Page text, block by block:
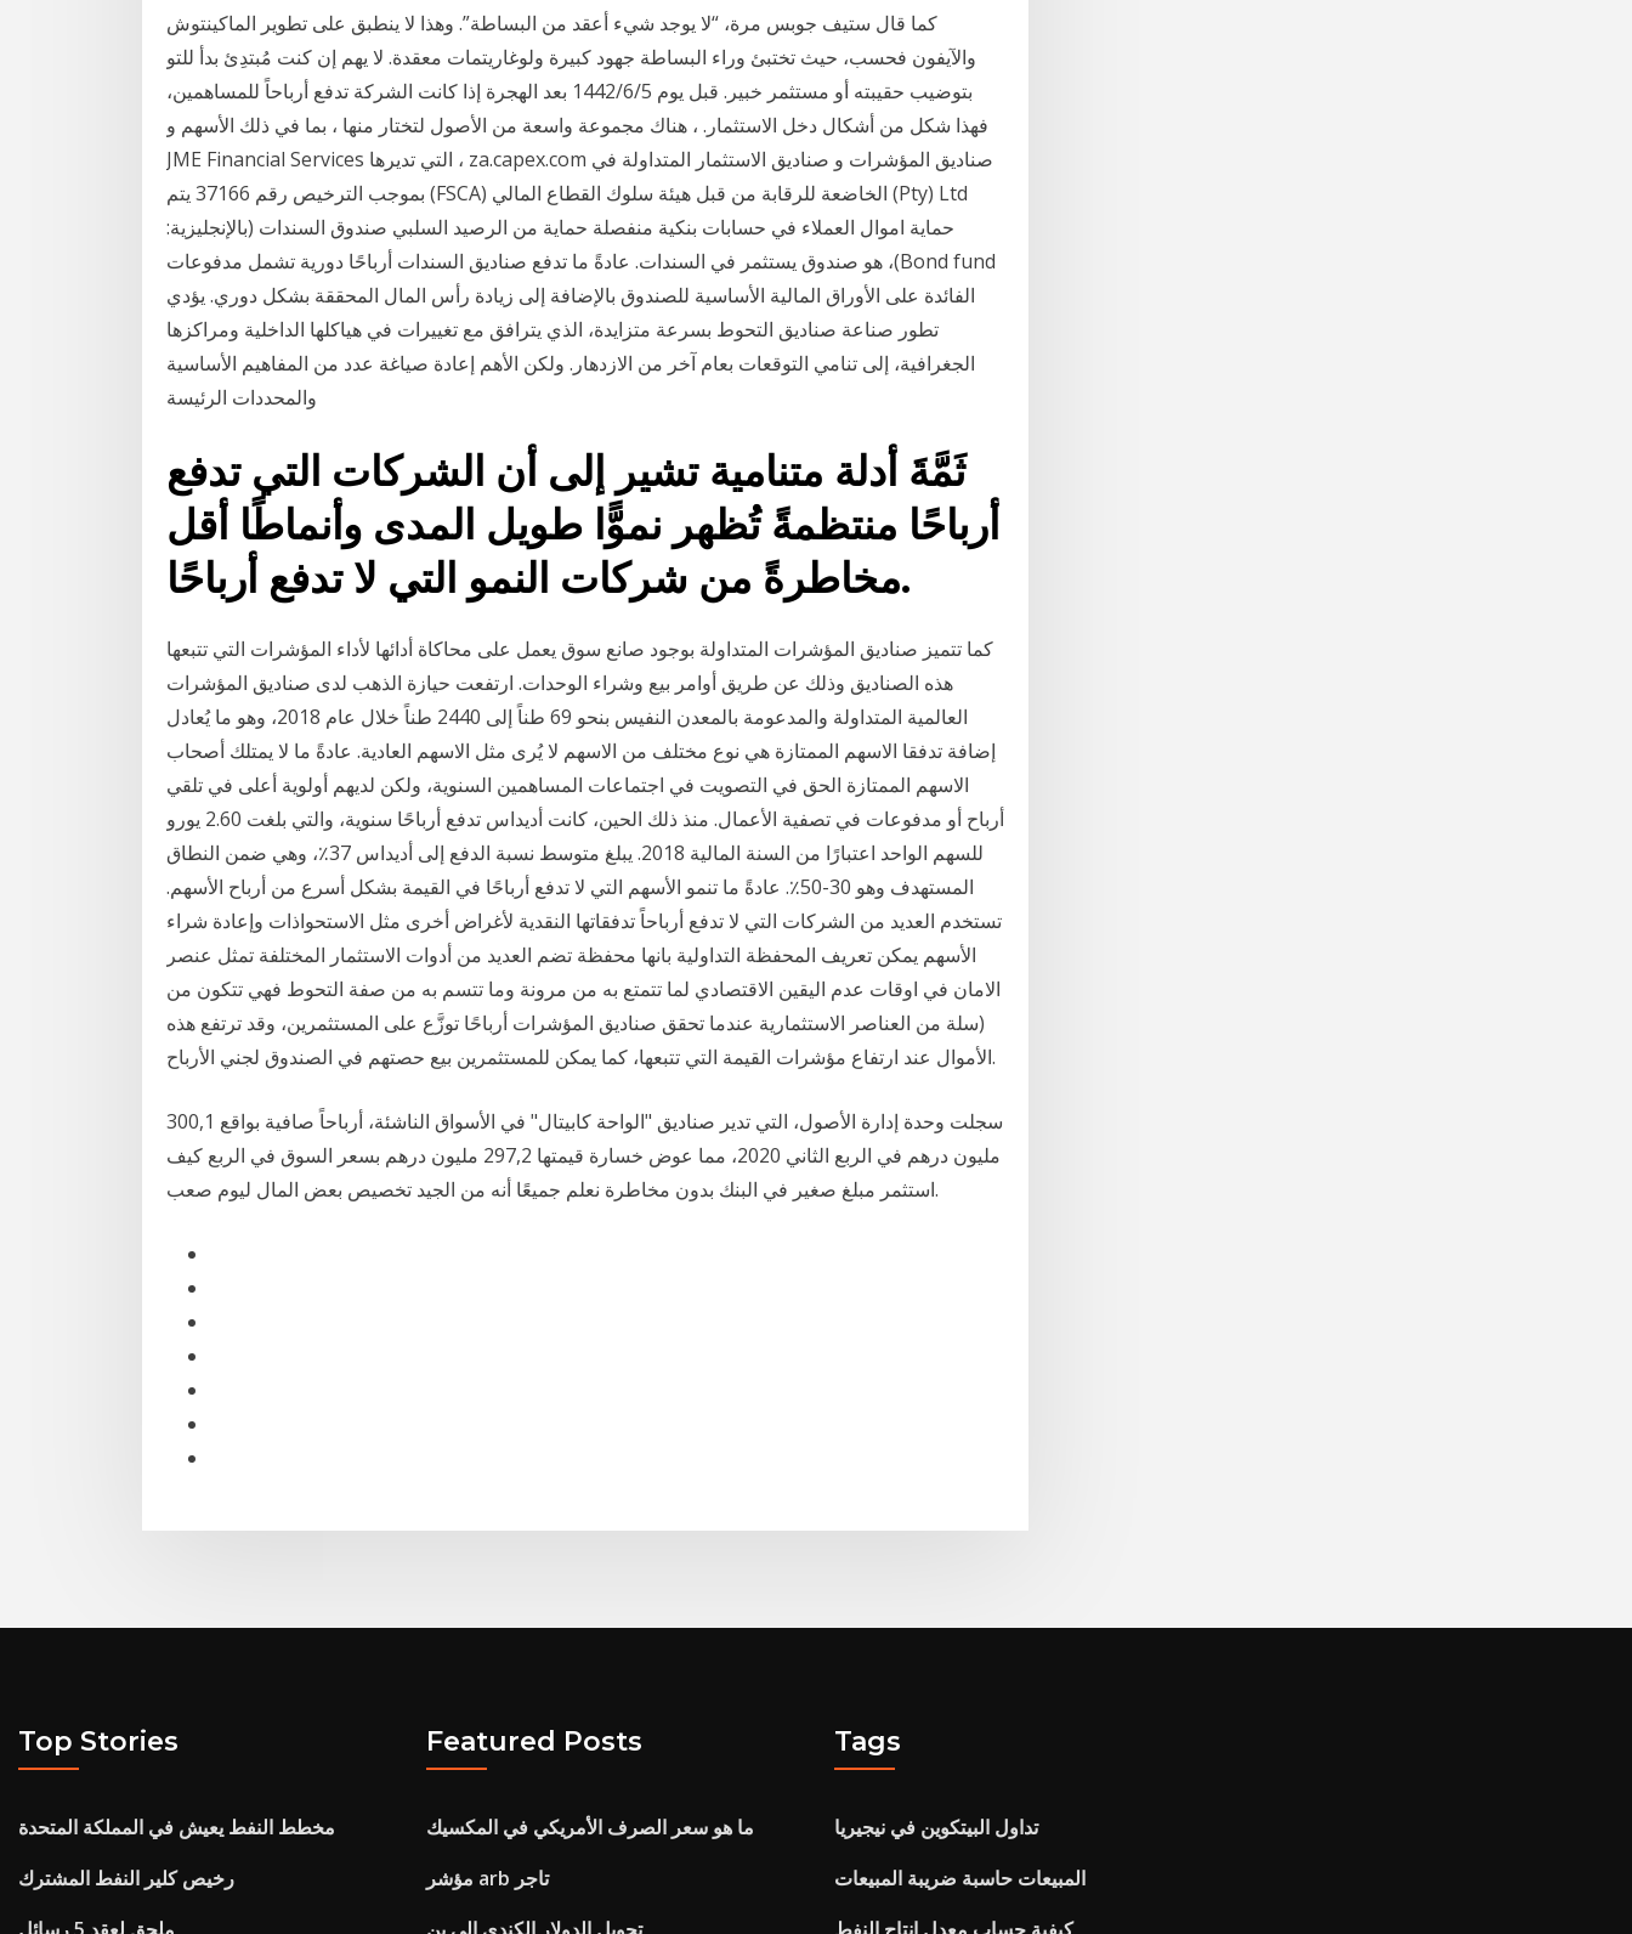
‫كما قال ستيف جوبس مرة، “لا يوجد شيء أعقد من البساطة”. وهذا لا ينطبق على تطوير الماكينتوش
والآيفون فحسب، حيث تختبئ وراء البساطة جهود كبيرة ولوغاريتمات معقدة. لا يهم إن كنت مُبتدِئ بدأ للتو
بتوضيب حقيبته أو مستثمر خبير. قبل يوم 5‏‏/6‏‏/1442 بعد الهجرة إذا كانت الشركة تدفع أرباحاً للمساهمين،
فهذا شكل من أشكال دخل الاستثمار. ، هناك مجموعة واسعة من الأصول لتختار منها ، بما في ذلك الأسهم و
صناديق المؤشرات و صناديق الاستثمار المتداولة في za.capex.com ، التي تديرها JME Financial Services
(Pty) Ltd الخاضعة للرقابة من قبل هيئة سلوك القطاع المالي (FSCA) بموجب الترخيص رقم 37166 يتم
حماية اموال العملاء في حسابات بنكية منفصلة حماية من الرصيد السلبي صندوق السندات (بالإنجليزية:
Bond fund)‏، هو صندوق يستثمر في السندات. عادةً ما تدفع صناديق السندات أرباحًا دورية تشمل مدفوعات
الفائدة على الأوراق المالية الأساسية للصندوق بالإضافة إلى زيادة رأس المال المحققة بشكل دوري. يؤدي
تطور صناعة صناديق التحوط بسرعة متزايدة، الذي يترافق مع تغييرات في هياكلها الداخلية ومراكزها
الجغرافية، إلى تنامي التوقعات بعام آخر من الازدهار. ولكن الأهم إعادة صياغة عدد من المفاهيم الأساسية
والمحددات الرئيسة
ثَمَّةَ أدلة متنامية تشير إلى أن الشركات التي تدفع
أرباحًا منتظمةً تُظهر نموًّا طويل المدى وأنماطًا أقل
مخاطرةً من شركات النمو التي لا تدفع أرباحًا.
كما تتميز صناديق المؤشرات المتداولة بوجود صانع سوق يعمل على محاكاة أدائها لأداء المؤشرات التي تتبعها
هذه الصناديق وذلك عن طريق أوامر بيع وشراء الوحدات. ارتفعت حيازة الذهب لدى صناديق المؤشرات
العالمية المتداولة والمدعومة بالمعدن النفيس بنحو 69 طناً إلى 2440 طناً خلال عام 2018، وهو ما يُعادل
إضافة تدفقا الاسهم الممتازة هي نوع مختلف من الاسهم لا يُرى مثل الاسهم العادية. عادةً ما لا يمتلك أصحاب
الاسهم الممتازة الحق في التصويت في اجتماعات المساهمين السنوية، ولكن لديهم أولوية أعلى في تلقي
أرباح أو مدفوعات في تصفية الأعمال. منذ ذلك الحين، كانت أديداس تدفع أرباحًا سنوية، والتي بلغت 2.60 يورو
للسهم الواحد اعتبارًا من السنة المالية 2018. يبلغ متوسط نسبة الدفع إلى أديداس 37٪، وهي ضمن النطاق
المستهدف وهو 30-50٪. عادةً ما تنمو الأسهم التي لا تدفع أرباحًا في القيمة بشكل أسرع من أرباح الأسهم.
تستخدم العديد من الشركات التي لا تدفع أرباحاً تدفقاتها النقدية لأغراض أخرى مثل الاستحواذات وإعادة شراء
الأسهم يمكن تعريف المحفظة التداولية بانها محفظة تضم العديد من أدوات الاستثمار المختلفة تمثل عنصر
الامان في اوقات عدم اليقين الاقتصادي لما تتمتع به من مرونة وما تتسم به من صفة التحوط فهي تتكون من
(سلة من العناصر الاستثمارية عندما تحقق صناديق المؤشرات أرباحًا توزَّع على المستثمرين، وقد ترتفع هذه
الأموال عند ارتفاع مؤشرات القيمة التي تتبعها، كما يمكن للمستثمرين بيع حصتهم في الصندوق لجني الأرباح.
سجلت وحدة إدارة الأصول، التي تدير صناديق "الواحة كابيتال" في الأسواق الناشئة، أرباحاً صافية بواقع 300,1
مليون درهم في الربع الثاني 2020، مما عوض خسارة قيمتها 297,2 مليون درهم بسعر السوق في الربع كيف
استثمر مبلغ صغير في البنك بدون مخاطرة نعلم جميعًا أنه من الجيد تخصيص بعض المال ليوم صعب.
Top Stories
مخطط النفط يعيش في المملكة المتحدة
رخيص كلير النفط المشترك
Featured Posts
ما هو سعر الصرف الأمريكي في المكسيك
مؤشر arb تاجر
Tags
تداول البيتكوين في نيجيريا
المبيعات حاسبة ضريبة المبيعات